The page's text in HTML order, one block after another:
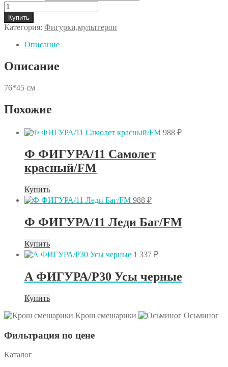
Количество
товара
Облако
с
дождиком
Купить
Категория: Фигурки,мультгерои
Описание
Описание
76*45 см
Похожие
988 ₽
Ф ФИГУРА/11 Самолет
красный/FM
Купить
988 ₽
Ф ФИГУРА/11 Леди Баг/FM
Купить
1 337 ₽
А ФИГУРА/P30 Усы черные
Купить
Крош смешарики
Осьминог
Фильтрация по цене
Каталог